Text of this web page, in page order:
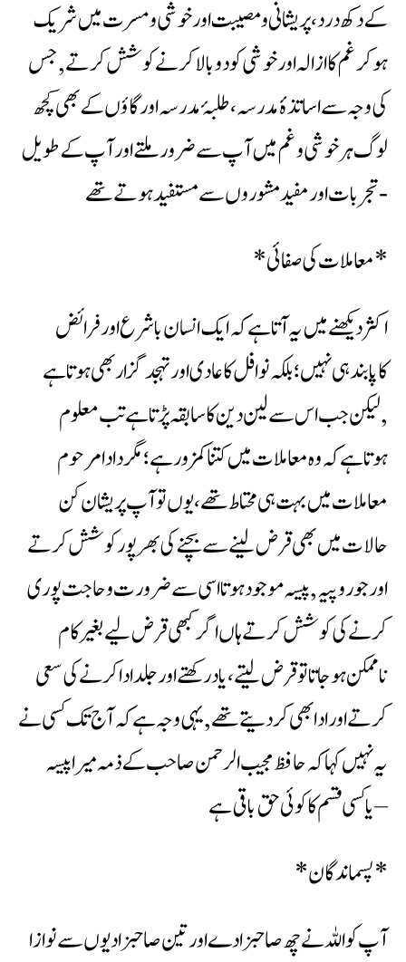
کے دکھ درد،پریشانی ومصیبت اور خوشی ومسرت میں شریک
ہوکر غم کاازالہ اور خوشی کو دوبالا کرنے کوشش کرتے , جس
کی وجہ سے اساتذۂ مدرسہ ، طلبۂ مدرسہ اور گاؤں کے بھی کچھ
لوگ ہر خوشی وغم میں آپ سے ضرور ملتے اور آپ کے طویل
تجربات اور مفید مشوروں سے مستفید ہوتے تھے-
*معاملات کی صفائی*
اکثر دیکھنے میں یہ آتاہے کہ ایک انسان باشرع اور فرائض
کاپابند ہی نہیں ؛بلکہ نوافل کاعادی اور تہجد گزاربھی ہوتاہے
,لیکن جب اس سے لین دین کا سابقہ پڑتاہے تب معلوم
ہوتاہے کہ وہ معاملات میں کتناکمزور ہے ؛مگر دادا مرحوم
معاملات میں بہت ہی محتاط تھے ،یوں تو آپ پریشان کن
حالات میں بھی قرض لینے سے بچنے کی بھر پور کوشش کرتے
اور جو روپیہ ,پیسہ موجود ہوتااسی سے ضرورت وحاجت پوری
کرنے کی کوشش کرتے ہاں اگر کبھی قرض لیے بغیر کام
ناممکن ہوجاتاتو قرض لیتے ،یادرکھتے اور جلد اداکرنے کی سعی
کرتے اور ادابھی کردیتے تھے ,یہی وجہ ہے کہ آج تک کسی نے
یہ نہیں کہا کہ حافظ مجیب الرحمن صاحب کے ذمہ میرا پیسہ
یاکسی قسم کاکوئی حق باقی ہے –
*پسماندگان*
آپ کو اللہ نے چھ صاحبزادے اور تین صاحبزادیوں سے نوازا